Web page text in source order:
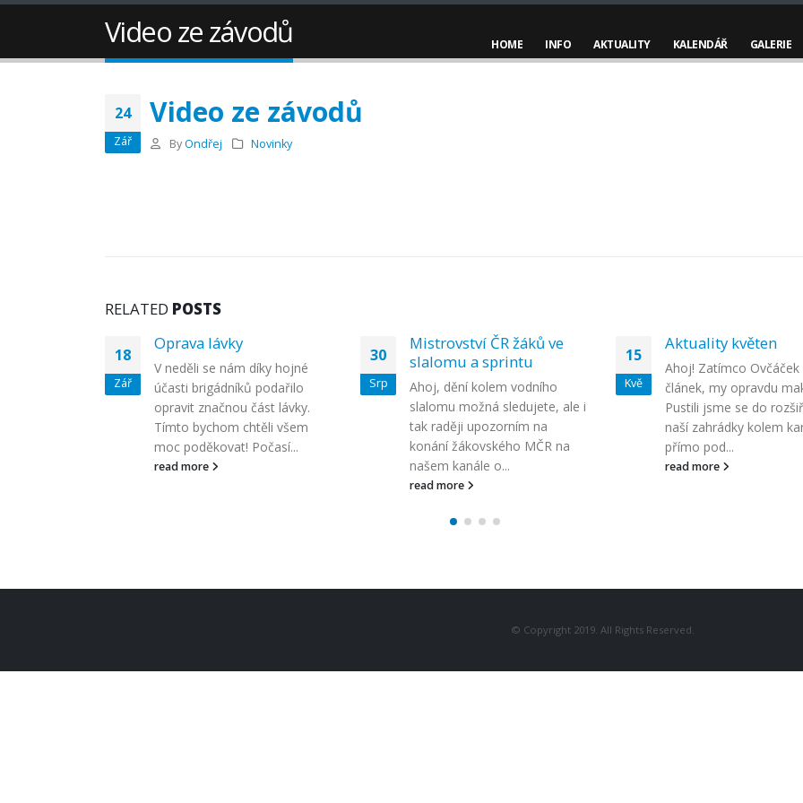
HOME INFO AKTUALITY KALENDÁŘ GALERIE
Video ze závodů
24
Zář
Video ze závodů
By Ondřej Novinky
RELATED POSTS
18
Zář
Oprava lávky
V neděli se nám díky hojné
účasti brigádníků podařilo
opravit značnou část lávky.
Tímto bychom chtěli všem
moc poděkovat! Počasí...
read more
30
Srp
Mistrovství ČR žáků ve
slalomu a sprintu
Ahoj, dění kolem vodního
slalomu možná sledujete, ale i
tak raději upozorním na
konání žákovského MČR na
našem kanále o...
read more
15
Kvě
Aktuality květen
Ahoj! Zatímco Ovčáček
článek, my opravdu
Pustili jsme se do
naší zahrádky kolem
přímo pod...
read more
© Copyright 2019. All Rights Reserved.